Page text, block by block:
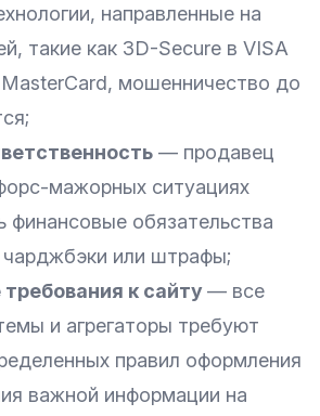
направленные на
такие как 3D-Secure в VISA
мошенничество до
— продавец
мажорных ситуациях
финансовые обязательства
чарджбэки или штрафы;
к сайту— все
и агрегаторы требуют
правил оформления
важной информации на